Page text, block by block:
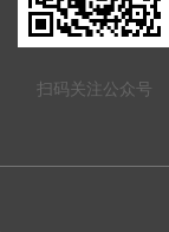
扫码关注公众号